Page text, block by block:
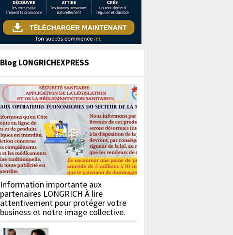
Blog LONGRICHEXPRESS
Information importante aux
partenaires LONGRICH À lire
attentivement pour protéger votre
business et notre image collective.